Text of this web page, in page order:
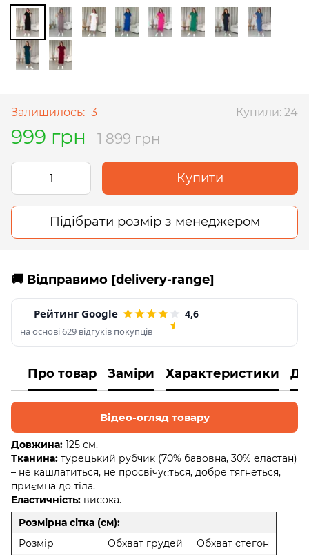
Залишилось: 3 Купили: 24
999 грн 1 899 грн
Купити
Підібрати розмір з менеджером
🚚 Відправимо [delivery-range]
Рейтинг Google 4,6
на основі 629 відгуків покупців
Про товар Заміри Характеристики
Відео-огляд товару
Довжина: 125 см.
Тканина: турецький рубчик (70% бавовна, 30% еластан)
– не кашлатиться, не просвічується, добре тягнеться,
приємна до тіла.
Еластичність: висока.
Розмірна сітка (см):
Розмір
Обхват грудей
Обхват стегон